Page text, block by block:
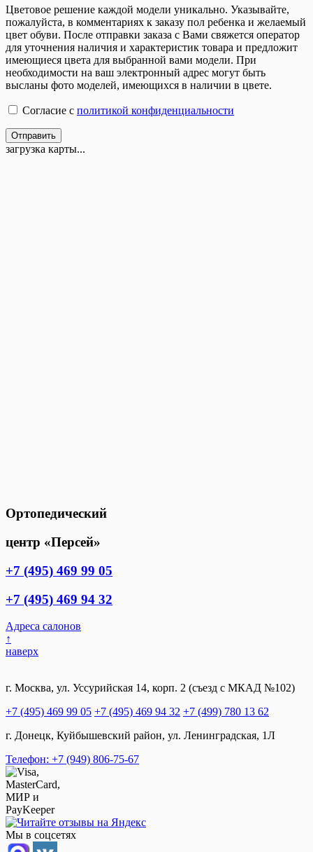
Цветовое решение каждой модели уникально. Указывайте,
пожалуйста, в комментариях к заказу пол ребенка и желаемый
цвет обуви. После отправки заказа с Вами свяжется оператор
для уточнения наличия и характеристик товара и предложит
имеющиеся цвета для выбранной вами модели. При
необходимости на ваш электронный адрес могут быть
высланы фото моделей, имеющихся в наличии в цвете.
Согласие с политикой конфиденциальности
Отправить
загрузка карты...
Ортопедический
центр «Персей»
+7 (495) 469 99 05
+7 (495) 469 94 32
Адреса салонов
↑
наверх
г. Москва, ул. Уссурийская 14, корп. 2 (съезд с МКАД №102)
+7 (495) 469 99 05 +7 (495) 469 94 32 +7 (499) 780 13 62
г. Донецк, Куйбышевский район, ул. Ленинградская, 1Л
Телефон: +7 (949) 806-75-67
Мы в соцсетях